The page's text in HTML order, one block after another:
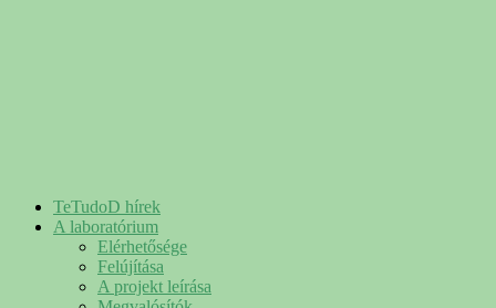
TeTudoD hírek
A laboratórium
Elérhetősége
Felújítása
A projekt leírása